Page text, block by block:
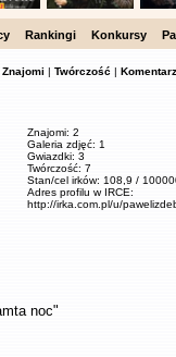
Rankingi Konkursy
Znajomi | Twórczość |
Znajomi: 2
Galeria zdjęć: 1
Gwiazdki: 3
Twórczość: 7
Stan/cel irków: 108,9 /
Adres profilu w IRCE:
http://irka.com.pl/u/
noc"